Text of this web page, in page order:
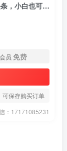
每天十分钟AI制作历史微缩电影视频，火爆头条，小白也可日入2000+
员 免费
可保存购买订单
：17171085231